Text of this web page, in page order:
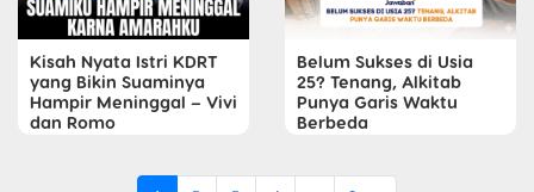
Kisah Nyata Istri KDRT
yang Bikin Suaminya
Hampir Meninggal – Vivi
dan Romo
Belum Sukses di Usia
25? Tenang, Alkitab
Punya Garis Waktu
Berbeda